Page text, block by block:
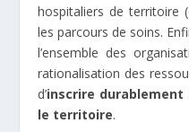
hospitaliers de territoire
les parcours de soins.
l’ensemble des
rationalisation des
d’inscrire
le territoire.